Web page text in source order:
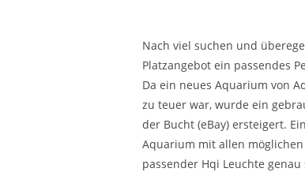
Nach viel suchen und
Platzangebot ein passendes
Da ein neues Aquarium von
zu teuer war, wurde ein
der Bucht (eBay) ersteigert.
Aquarium mit allen
passender Hqi Leuchte genau